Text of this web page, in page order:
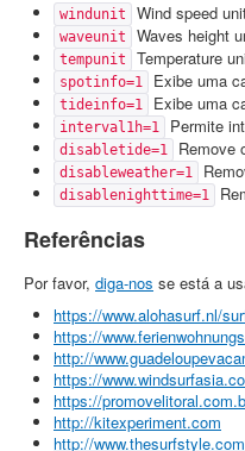
windunit Wind speed
waveunit
Waves height
tempunit Temperature
spotinfo=1
Exibe uma
tideinfo=1 Exibe uma
interval1h=1 Permite
disabletide=1 Remove
disableweather=1
disablenighttime=1
Referências
Por favor, diga-nos se está a
https://www.alohasurf.nl/
https://
http://
https://
https://
http://kitexperiment.com
http://www.thesurfstyle.com